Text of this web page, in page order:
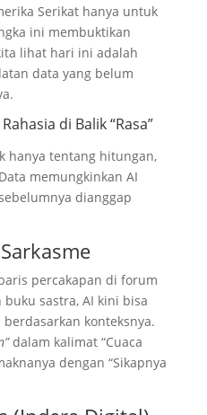
Serikat hanya untuk
ini membuktikan
lihat hari ini adalah
data yang belum
di Balik “Rasa”
hanya tentang hitungan,
memungkinkan AI
dianggap
percakapan di forum
sastra, AI kini bisa
konteksnya.
dalam kalimat “Cuaca
dengan “Sikapnya